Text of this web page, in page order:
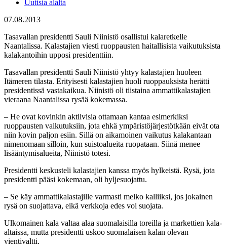
Uutisia alalta
07.08.2013
Tasavallan presidentti Sauli Niinistö osallistui kalaretkelle
Naantalissa. Kalastajien viesti ruoppausten haitallisista vaikutuksista
kalakantoihin upposi presidenttiin.
Tasavallan presidentti Sauli Niinistö yhtyy kalastajien huoleen
Itämeren tilasta. Erityisesti kalastajien huoli ruoppauksista herätti
presidentissä vastakaikua. Niinistö oli tiistaina ammattikalastajien
vieraana Naantalissa rysää kokemassa.
– He ovat kovinkin aktiivisia ottamaan kantaa esimerkiksi
ruoppausten vaikutuksiin, jota ehkä ympäristöjärjestötkään eivät ota
niin kovin paljon esiin. Sillä on aikamoinen vaikutus kalakantaan
nimenomaan silloin, kun suistoalueita ruopataan. Siinä menee
lisääntymisalueita, Niinistö totesi.
Presidentti keskusteli kalastajien kanssa myös hylkeistä. Rysä, jota
presidentti pääsi kokemaan, oli hyljesuojattu.
– Se käy ammattikalastajille varmasti melko kalliiksi, jos jokainen
rysä on suojattava, eikä verkkoja edes voi suojata.
Ulkomainen kala valtaa alaa suomalaisilla toreilla ja markettien kala-
altaissa, mutta presidentti uskoo suomalaisen kalan olevan
vientivaltti.